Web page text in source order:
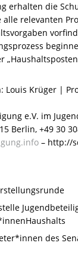
erhalten die
relevanten
Louis Krüger |
e.V. im
Berlin, +49 30
– http://
des